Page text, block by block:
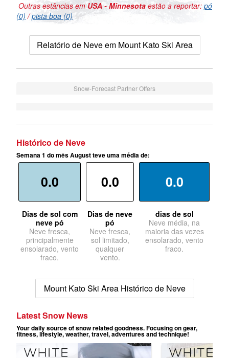
Outras estâncias emUSA - Minnesota estão a reportar: pó
(0) /pista boa (0)
Relatório de Neve em Mount Kato Ski Area
Snow-Forecast Partner Offers
Histórico de Neve
Semana 1 do mês August teve uma média de:
0.0
Dias de sol com
neve pó
Neve fresca,
principalmente
ensolarado, vento
fraco.
0.0
Dias de neve
pó
Neve fresca,
sol limitado,
qualquer
vento.
0.0
dias de sol
Neve média, na
maioria das vezes
ensolarado, vento
fraco.
Mount Kato Ski Area Histórico de Neve